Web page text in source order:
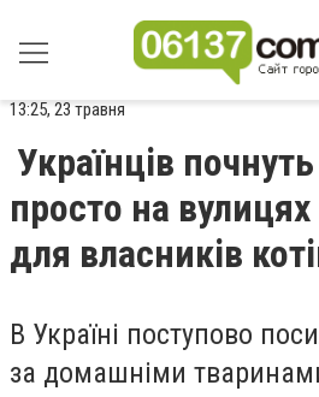
13:25, 23 травня
Українців
просто на
для власників
В Україні поступово
за домашніми